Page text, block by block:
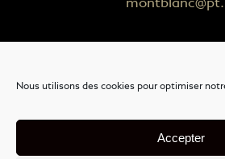
Nous utilisons des cookies pour optimiser
Accepter